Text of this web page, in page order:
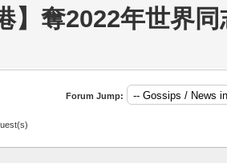
】奪2022年世界
Forum Jump: